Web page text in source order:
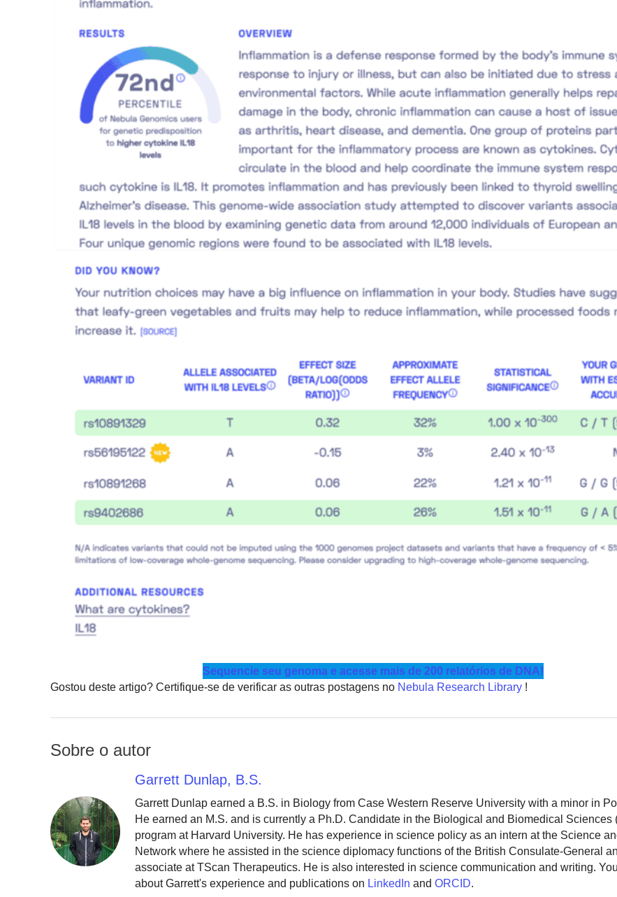
Sequencie seu genoma e acesse mais de 200 relatórios de DNA!
Gostou deste artigo? Certifique-se de verificar as outras postagens no Nebula Research Library !
Sobre o autor
Garrett Dunlap, B.S.
Garrett Dunlap earned a B.S. in Biology from Case Western Reserve University with a minor in
He earned an M.S. and is currently a Ph.D. Candidate in the Biological and Biomedical Sciences
program at Harvard University. He has experience in science policy as an intern at the Science
Network where he assisted in the science diplomacy functions of the British Consulate-General
associate at TScan Therapeutics. He is also interested in science communication and writing.
about Garrett's experience and publications on LinkedIn andORCID.